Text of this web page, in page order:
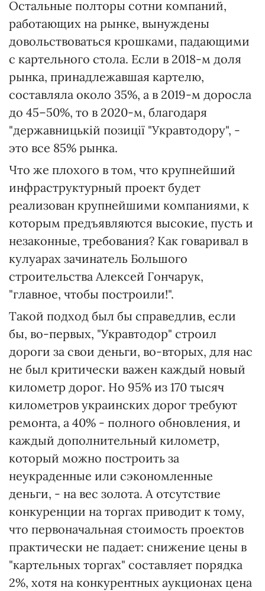
Остальные полторы сотни компаний,
работающих на рынке, вынуждены
довольствоваться крошками, падающими
с картельного стола. Если в 2018-м доля
рынка, принадлежавшая картелю,
составляла около 35%, а в 2019-м доросла
до 45–50%, то в 2020-м, благодаря
"державницькій позиції "Укравтодору", -
это все 85% рынка.
Что же плохого в том, что крупнейший
инфраструктурный проект будет
реализован крупнейшими компаниями, к
которым предъявляются высокие, пусть и
незаконные, требования? Как говаривал в
кулуарах зачинатель Большого
строительства Алексей Гончарук,
"главное, чтобы построили!".
Такой подход был бы справедлив, если
бы, во-первых, "Укравтодор" строил
дороги за свои деньги, во-вторых, для нас
не был критически важен каждый новый
километр дорог. Но 95% из 170 тысяч
километров украинских дорог требуют
ремонта, а 40% - полного обновления, и
каждый дополнительный километр,
который можно построить за
неукраденные или сэкономленные
деньги, - на вес золота. А отсутствие
конкуренции на торгах приводит к тому,
что первоначальная стоимость проектов
практически не падает: снижение цены в
"картельных торгах" составляет порядка
2%, хотя на конкурентных аукционах цена